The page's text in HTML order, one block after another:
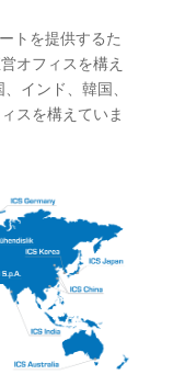
トを提供するた
オフィスを構え
インド、韓国、
スを構えていま